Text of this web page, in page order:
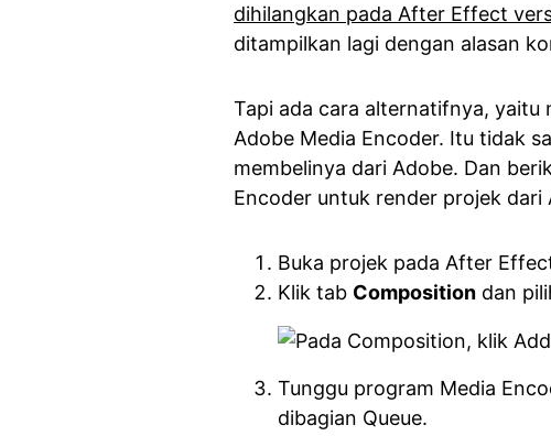
dihilangkan pada After Effect
ditampilkan lagi dengan alasan
Tapi ada cara alternatifnya, yaitu
Adobe Media Encoder. Itu tidak
membelinya dari Adobe. Dan
Encoder untuk render projek
Buka projek pada After
Klik tab Composition dan
Tunggu program Media
dibagian Queue.